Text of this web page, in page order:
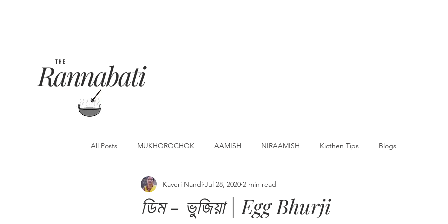
Rannabati
THE
All Posts MUKHOROCHOK AAMISH NIRAAMISH Kicthen Tips Blogs
ডিম - ভুজিয়া | Egg Bhurji
Kaveri Nandi Jul 28, 2020 2 min read